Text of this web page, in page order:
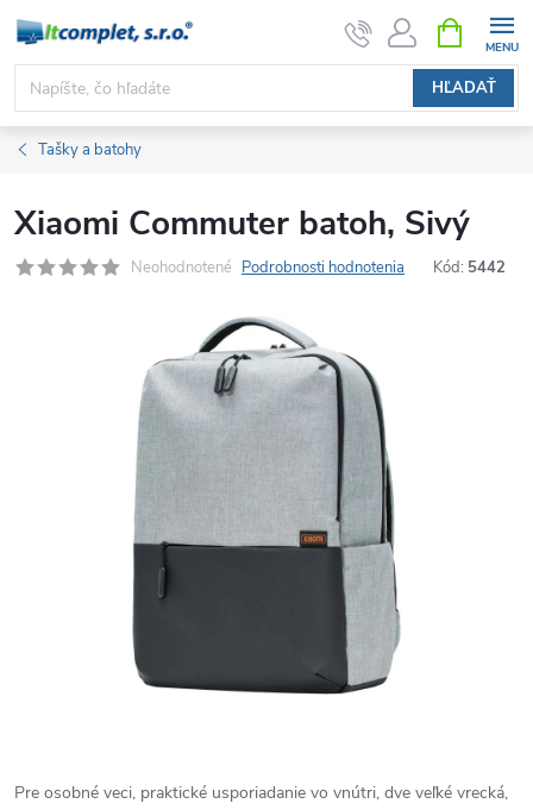
Prejsť
obsah
HĽADAŤ
KOŠÍK
Tašky a batohy
Xiaomi Commuter batoh, Sivý
Neohodnotené Podrobnosti hodnotenia Kód: 5442
Pre osobné veci, praktické usporiadanie vo vnútri, dve veľké vrecká,